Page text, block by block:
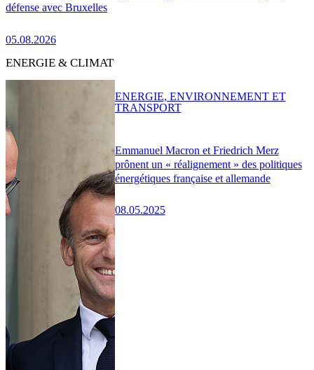
défense avec Bruxelles
05.08.2026
ENERGIE & CLIMAT
Emmanuel Macron et Friedrich Merz
prônent un « réalignement » des politiques
énergétiques française et allemande
08.05.2025
ENERGIE, ENVIRONNEMENT ET
TRANSPORT